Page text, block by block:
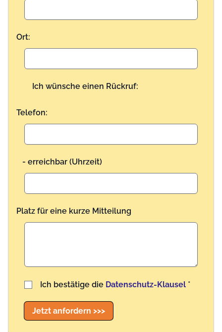
Ort:
Ich wünsche einen Rückruf:
Telefon:
- erreichbar (Uhrzeit)
Platz für eine kurze Mitteilung
Benutzername
Ich bestätige die Datenschutz-Klausel *
Jetzt anfordern >>>